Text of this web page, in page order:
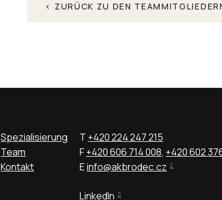
< ZURÜCK ZU DEN
Spezialisierung
Team
Kontakt
T +420 224 247 215
F+420 606 714 008, +420 602
Einfo@akbrodec.cz
LinkedIn